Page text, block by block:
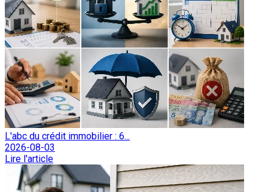
L'abc du crédit immobilier : 6...
2026-08-03
Lire l'article